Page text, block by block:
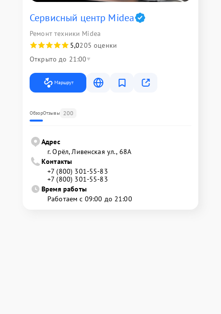
Сервисный центр Midea
Ремонт техники Midea
5,0205 оценки
Открыто до 21:00
Маршрут
ОбзорОтзывы 200
Адрес
г. Орёл, Ливенская ул., 68А
Контакты
+7 (800) 301-55-83
+7 (800) 301-55-83
Время работы
Работаем с 09:00 до 21:00